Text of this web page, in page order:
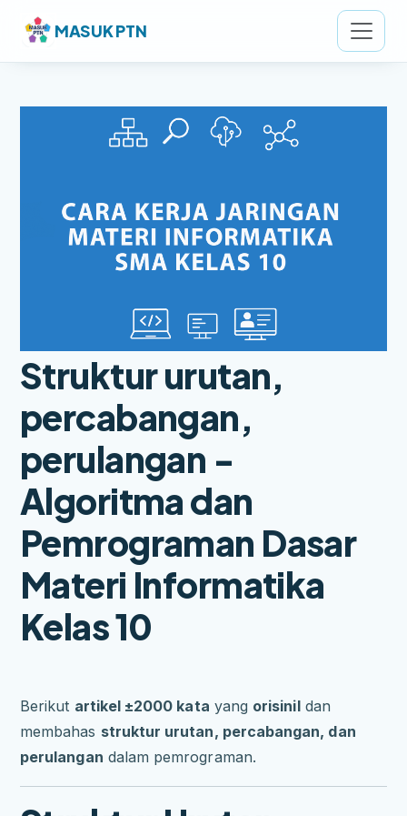
MASUK PTN
Struktur urutan,
percabangan,
perulangan -
Algoritma dan
Pemrograman Dasar
Materi Informatika
Kelas 10
Berikut artikel ±2000 kata yang orisinildan
membahas struktur urutan, percabangan, dan
perulangan dalam pemrograman.